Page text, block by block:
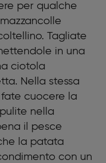
per qualche
Tagliate
in una
ciotola
Nella stessa
cuocere la
nella
il pesce
la patata
con un